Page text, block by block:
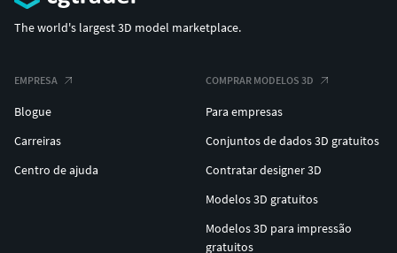
The world's largest 3D model marketplace.
EMPRESA
Blogue
Carreiras
Centro de ajuda
COMPRAR MODELOS 3D
Para empresas
Conjuntos de dados 3D gratuitos
Contratar designer 3D
Modelos 3D gratuitos
Modelos 3D para impressão
gratuitos